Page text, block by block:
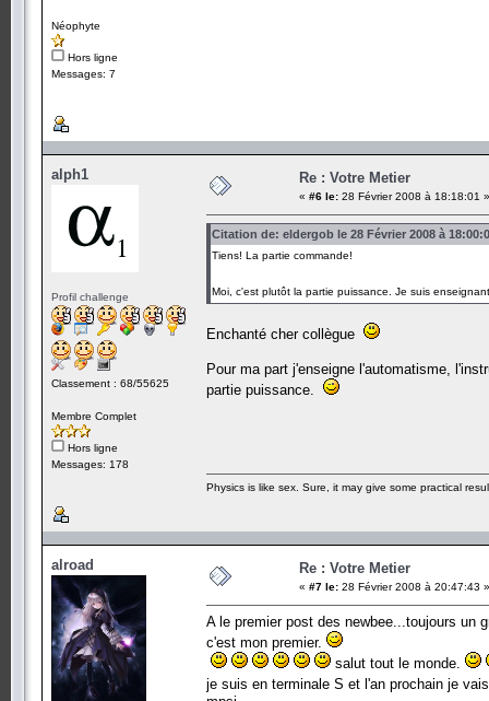
Néophyte
Hors ligne
Messages: 7
alph1
Profil challenge
Classement : 68/55625
Membre Complet
Hors ligne
Messages: 178
Re : Votre Metier
« #6 le: 28 Février 2008 à 18:18:01 »
Citation de: eldergob le 28 Février 2008 à
Tiens! La partie commande!
Moi, c'est plutôt la partie puissance. Je suis
Enchanté cher collègue
Pour ma part j'enseigne l'automatisme,
partie puissance.
Physics is like sex. Sure, it may give some practical
alroad Re : Votre Metier
« #7 le: 28 Février 2008 à 20:47:43 »
A le premier post des newbee...toujours un
c'est mon premier.
salut tout le monde.
je suis en terminale S et l'an prochain je